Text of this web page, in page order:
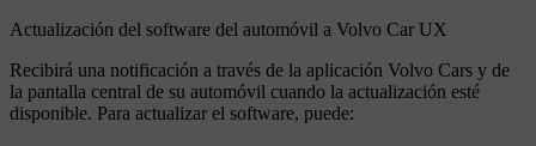
Actualización del software del automóvil a Volvo Car UX
Recibirá una notificación a través de la aplicación Volvo Cars y de
la pantalla central de su automóvil cuando la actualización esté
disponible. Para actualizar el software, puede: